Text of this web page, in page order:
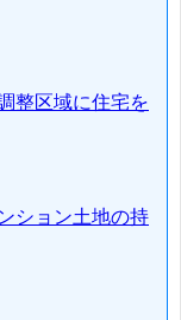
整区域に住宅を
ション土地の持